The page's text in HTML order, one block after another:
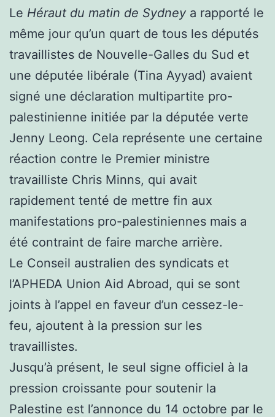
Le Héraut du matin de Sydney a rapporté le
même jour qu’un quart de tous les députés
travaillistes de Nouvelle-Galles du Sud et
une députée libérale (Tina Ayyad) avaient
signé une déclaration multipartite pro-
palestinienne initiée par la députée verte
Jenny Leong. Cela représente une certaine
réaction contre le Premier ministre
travailliste Chris Minns, qui avait
rapidement tenté de mettre fin aux
manifestations pro-palestiniennes mais a
été contraint de faire marche arrière.
Le Conseil australien des syndicats et
l’APHEDA Union Aid Abroad, qui se sont
joints à l’appel en faveur d’un cessez-le-
feu, ajoutent à la pression sur les
travaillistes.
Jusqu’à présent, le seul signe officiel à la
pression croissante pour soutenir la
Palestine est l’annonce du 14 octobre par le